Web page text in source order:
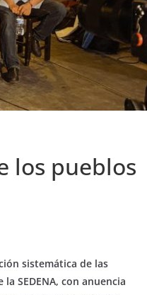
los pueblos
sistemática de las
SEDENA, con anuencia